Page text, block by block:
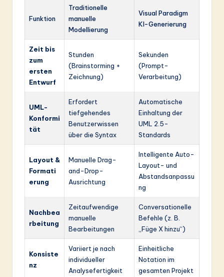
Funktion
Traditionelle
manuelle
Modellierung
Visual Paradigm
KI-Generierung
Zeit bis
zum
ersten
Entwurf
Stunden
(Brainstorming +
Zeichnung)
Sekunden
(Prompt-
Verarbeitung)
UML-
Konformi
tät
Erfordert
tiefgehendes
Benutzerwissen
über die Syntax
Automatische
Einhaltung der
UML 2.5-
Standards
Layout &
Formati
erung
Manuelle Drag-
and-Drop-
Ausrichtung
Intelligente Auto-
Layout- und
Abstandsanpassu
ng
Nachbea
rbeitung
Zeitaufwendige
manuelle
Bearbeitungen
Conversationelle
Befehle (z. B.
„Füge X hinzu“)
Konsiste
nz
Variiert je nach
individueller
Analysefertigkeit
Einheitliche
Notation im
gesamten Projekt